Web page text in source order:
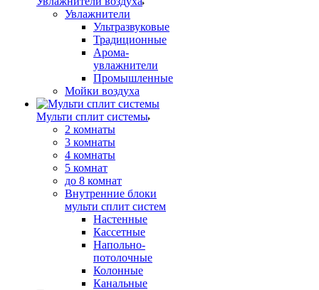
Увлажнители
Ультразвуковые
Традиционные
Арома-
увлажнители
Промышленные
Мойки воздуха
Мульти сплит системы
2 комнаты
3 комнаты
4 комнаты
5 комнат
до 8 комнат
Внутренние блоки
мульти сплит систем
Настенные
Кассетные
Напольно-
потолочные
Колонные
Канальные